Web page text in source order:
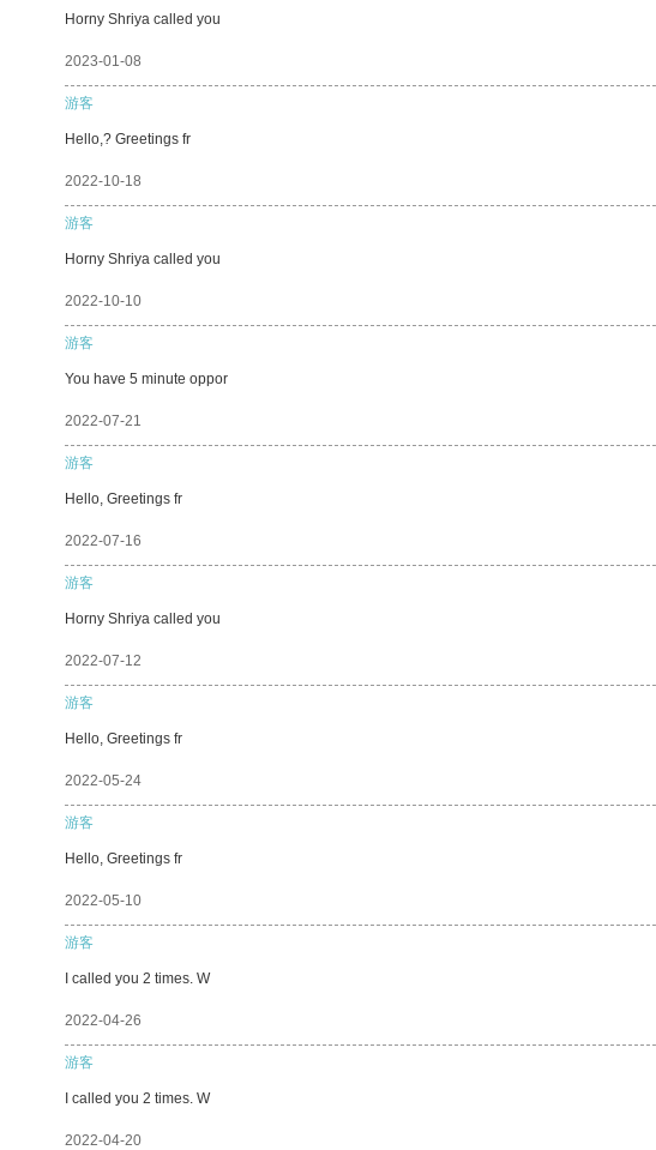
Horny Shriya called you
2023-01-08
游客
Hello,? Greetings fr
2022-10-18
游客
Horny Shriya called you
2022-10-10
游客
You have 5 minute oppor
2022-07-21
游客
Hello, Greetings fr
2022-07-16
游客
Horny Shriya called you
2022-07-12
游客
Hello, Greetings fr
2022-05-24
游客
Hello, Greetings fr
2022-05-10
游客
I called you 2 times. W
2022-04-26
游客
I called you 2 times. W
2022-04-20